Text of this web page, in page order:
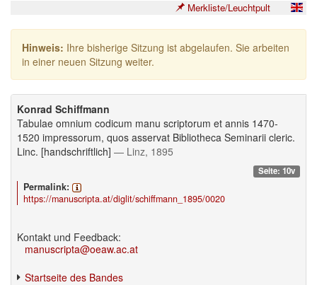
Merkliste/Leuchtpult
Hinweis: Ihre bisherige Sitzung ist abgelaufen. Sie arbeiten
in einer neuen Sitzung weiter.
Konrad Schiffmann
Tabulae omnium codicum manu scriptorum et annis 1470-
1520 impressorum, quos asservat Bibliotheca Seminarii cleric.
Linc. [handschriftlich] — Linz, 1895
Seite: 10v
Permalink:
https://manuscripta.at/diglit/schiffmann_1895/0020
Kontakt und Feedback:
manuscripta@oeaw.ac.at
Startseite des Bandes